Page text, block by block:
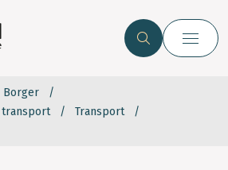
Borger
Transport